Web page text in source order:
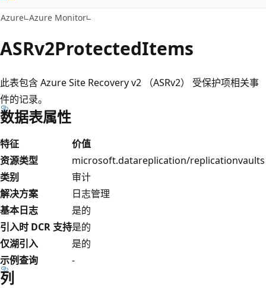
Azure Azure Monitor
ASRv2ProtectedItems
此表包含 Azure Site Recovery v2 （ASRv2） 受保护项相关事
件的记录。
数据表属性
特征
价值
资源类型
microsoft.datareplication/replicationvaults
类别
审计
解决方案
日志管理
基本日志
是的
引入时 DCR 支持是的
仅湖引入
是的
示例查询
-
列